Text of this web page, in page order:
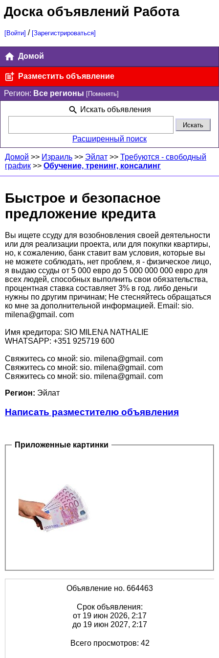
Доска объявлений Работа
[Войти] / [Зарегистрироваться]
Домой
Разместить объявление
Регион: Все регионы [Поменять]
Искать объявления
Расширенный поиск
Домой >> Израиль >> Эйлат >> Требуются - свободный
график >> Обучение, тренинг, консалинг
Быстрое и безопасное
предложение кредита
Вы ищете ссуду для возобновления своей деятельности
или для реализации проекта, или для покупки квартиры,
но, к сожалению, банк ставит вам условия, которые вы
не можете соблюдать, нет проблем, я - физическое лицо,
я выдаю ссуды от 5 000 евро до 5 000 000 000 евро для
всех людей, способных выполнить свои обязательства,
процентная ставка составляет 3% в год. либо деньги
нужны по другим причинам; Не стесняйтесь обращаться
ко мне за дополнительной информацией. Email: sio.
milena@gmail. com
Имя кредитора: SIO MILENA NATHALIE
WHATSAPP: +351 925719 600
Cвяжитесь со мной: sio. milena@gmail. com
Cвяжитесь со мной: sio. milena@gmail. com
Cвяжитесь со мной: sio. milena@gmail. com
Регион: Эйлат
Написать разместителю объявления
Приложенные картинки
Объявление но. 664463
Срок объявления:
от 19 июн 2026, 2:17
до 19 июн 2027, 2:17
Всего просмотров: 42